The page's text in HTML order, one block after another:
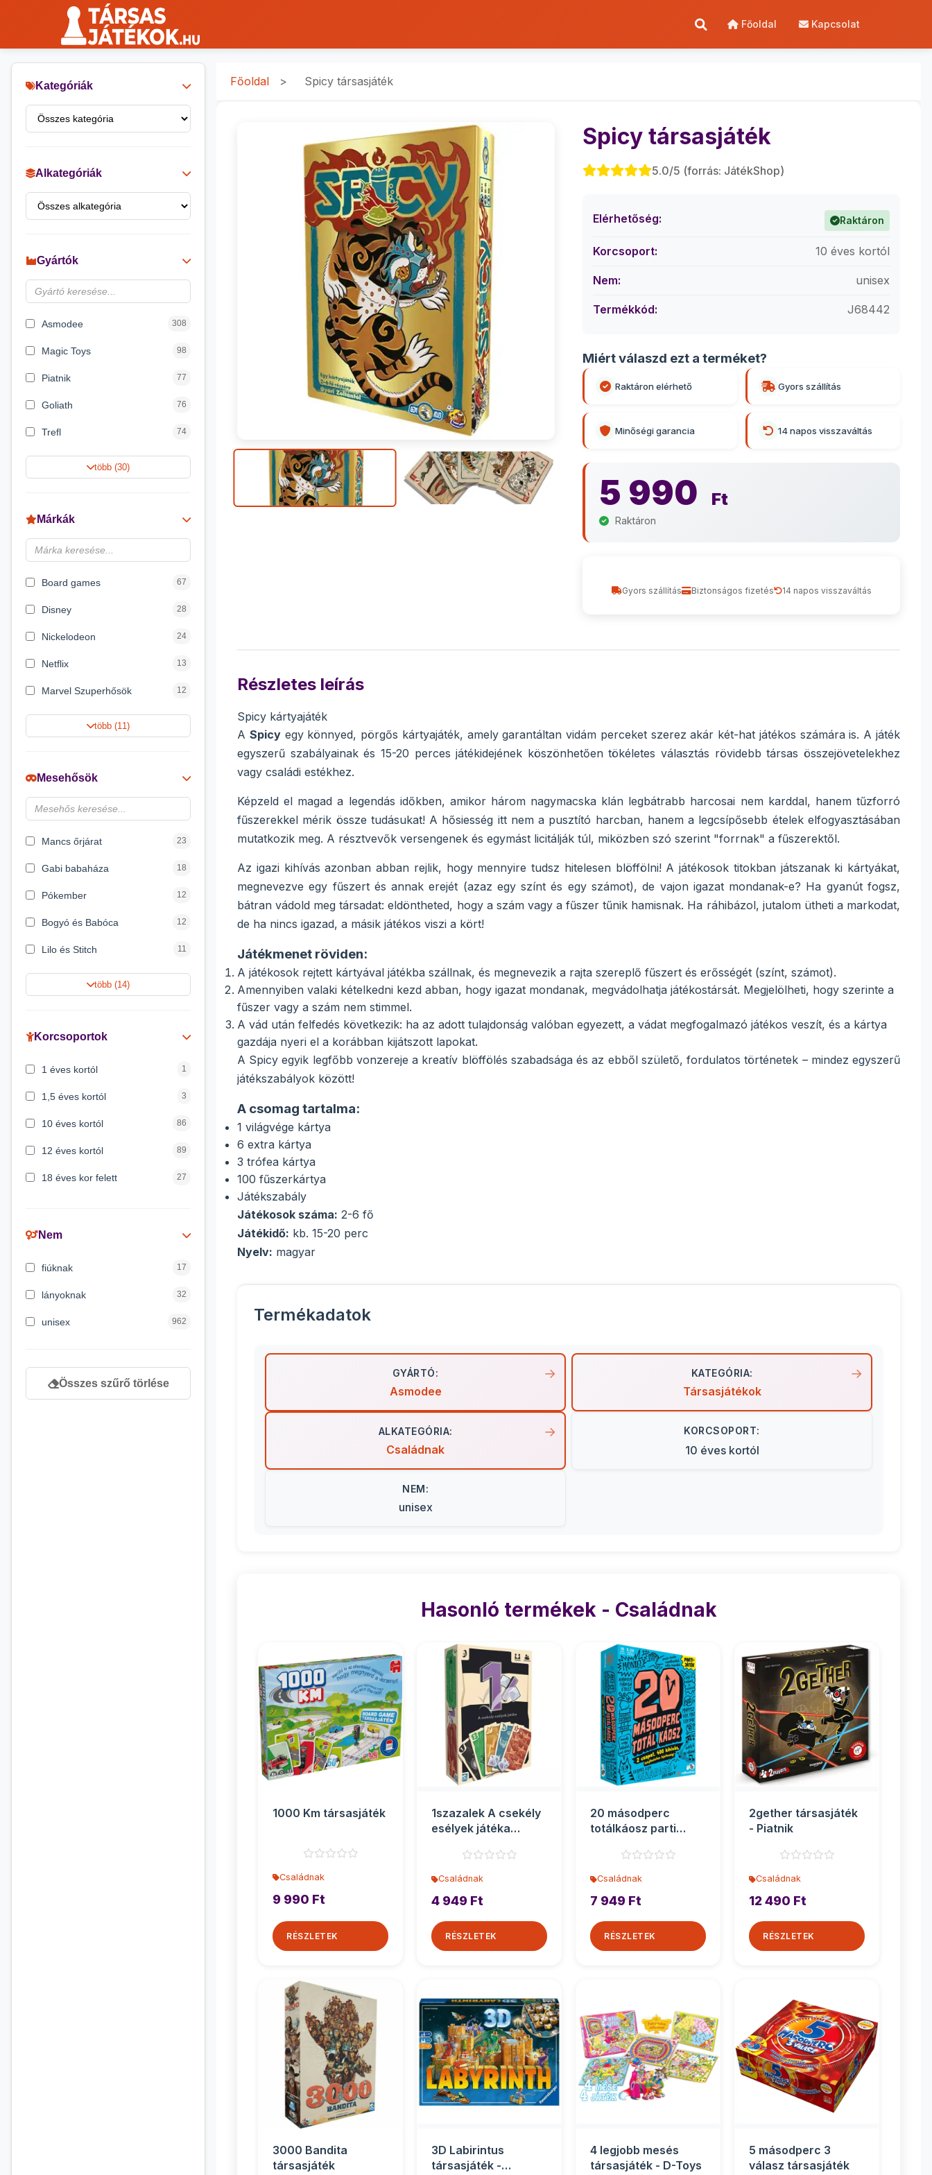
Főoldal Kapcsolat
Kategóriák
Alkategóriák
Gyártók
Asmodee 308
Magic Toys 98
Piatnik 77
Goliath 76
Trefl 74
Keller&Mayer 60
Spin Master
Delta Vision 28
több (30)
Márkák
Board games 67
Disney 28
Nickelodeon 24
Netflix 13
Marvel Szuperhősök 12
Rubik bűvös kocka 10
Noris
Disney hercegnők 6
több (11)
Mesehősök
Mancs őrjárat 23
Gabi babaháza 18
Pókember 12
Bogyó és Babóca 12
Lilo és Stitch 11
Harry Potter 9
Peppa malac
több (14)
Korcsoportok
1 éves kortól 1
1,5 éves kortól 3
10 éves kortól 86
12 éves kortól 89
18 éves kor felett 27
3 éves kortól 200
7 éves kortól 53
Nem
fiúknak 17
lányoknak 32
unisex 962
Összes szűrő törlése
Főoldal > Spicy társasjáték
Spicy társasjáték
5.0/5 (forrás: JátékShop)
Elérhetőség: Raktáron
Korcsoport: 10 éves kortól
Nem: unisex
Termékkód: J68442
Miért válaszd ezt a terméket?
Raktáron elérhető Gyors szállítás
Minőségi garancia 14 napos visszaváltás
5 990 Ft
Raktáron
Gyors szállítás Biztonságos fizetés 14 napos visszaváltás
Részletes leírás
Spicy kártyajáték
A Spicyegy könnyed, pörgős kártyajáték, amely garantáltan vidám perceket szerez akár két-hat játékos számára is. A játék
egyszerű szabályainak és 15-20 perces játékidejének köszönhetően tökéletes választás rövidebb társas összejövetelekhez
vagy családi estékhez.
Képzeld el magad a legendás időkben, amikor három nagymacska klán legbátrabb harcosai nem karddal, hanem tűzforró
fűszerekkel mérik össze tudásukat! A hősiesség itt nem a pusztító harcban, hanem a legcsípősebb ételek elfogyasztásában
mutatkozik meg. A résztvevők versengenek és egymást licitálják túl, miközben szó szerint "forrnak" a fűszerektől.
Az igazi kihívás azonban abban rejlik, hogy mennyire tudsz hitelesen blöffölni! A játékosok titokban játszanak ki kártyákat,
megnevezve egy fűszert és annak erejét (azaz egy színt és egy számot), de vajon igazat mondanak-e? Ha gyanút fogsz,
bátran vádold meg társadat: eldöntheted, hogy a szám vagy a fűszer tűnik hamisnak. Ha ráhibázol, jutalom ütheti a markodat,
de ha nincs igazad, a másik játékos viszi a kört!
Játékmenet röviden:
A játékosok rejtett kártyával játékba szállnak, és megnevezik a rajta szereplő fűszert és erősségét (színt, számot).
Amennyiben valaki kételkedni kezd abban, hogy igazat mondanak, megvádolhatja játékostársát. Megjelölheti, hogy szerinte a
fűszer vagy a szám nem stimmel.
A vád után felfedés következik: ha az adott tulajdonság valóban egyezett, a vádat megfogalmazó játékos veszít, és a kártya
gazdája nyeri el a korábban kijátszott lapokat.
A Spicy egyik legfőbb vonzereje a kreatív blöffölés szabadsága és az ebből születő, fordulatos történetek – mindez egyszerű
játékszabályok között!
A csomag tartalma:
1 világvége kártya
6 extra kártya
3 trófea kártya
100 fűszerkártya
Játékszabály
Játékosok száma: 2-6 fő
Játékidő: kb. 15-20 perc
Nyelv: magyar
Termékadatok
GYÁRTÓ:
Asmodee
KATEGÓRIA:
Társasjátékok
ALKATEGÓRIA:
Családnak
KORCSOPORT:
10 éves kortól
NEM:
unisex
Hasonló termékek - Családnak
1000 Km társasjáték
Családnak
9 990 Ft
RÉSZLETEK
1szazalek A csekély
esélyek játéka
Családnak
4 949 Ft
RÉSZLETEK
20 másodperc
totálkáosz parti
Családnak
7 949 Ft
RÉSZLETEK
2gether társasjáték
- Piatnik
Családnak
12 490 Ft
RÉSZLETEK
3000 Bandita
társasjáték
3D Labirintus
társasjáték -
4 legjobb mesés
társasjáték - D-Toys
5 másodperc 3
válasz társasjáték